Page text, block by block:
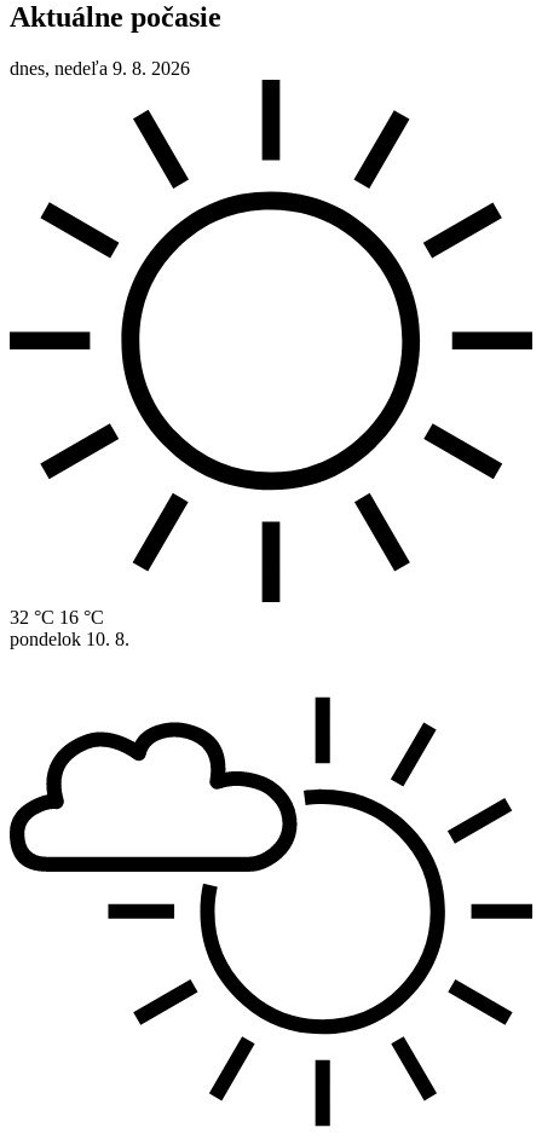
Aktuálne počasie
dnes, nedeľa 9. 8. 2026
32 °C 16 °C
pondelok 10. 8.